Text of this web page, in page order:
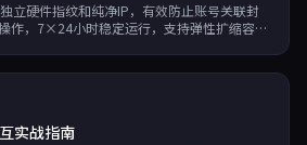
立硬件指纹和纯净IP，有效防止账号关联封
作，7×24小时稳定运行，支持弹性扩缩容。
实战指南